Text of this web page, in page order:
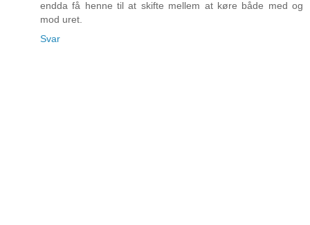
endda få henne til at skifte mellem at køre både med og
mod uret.
Svar